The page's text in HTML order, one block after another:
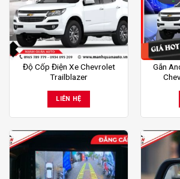
Độ Cốp Điện Xe Chevrolet
Trailblazer
LIÊN HỆ
Gắn